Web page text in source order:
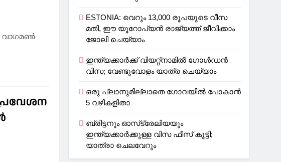
വാഗമണ്‍
പ്രവേശന
ESTONIA: വെറും 13,000 രൂപയുടെ വീസ
മതി, ഈ യൂറോപ്യന്‍ രാജ്യത്ത് ജീവിക്കാം
ജോലി ചെയ്യാം
ഇന്ത്യക്കാർക്ക് വിയറ്റ്‌നാമില്‍ ഗോള്‍ഡന്‍
വിസ; വേണ്ടുവോളം യാത്ര ചെയ്യാം
ഒരു പ്ലാനുമില്ലാതെ ഗോവയില്‍ പോകാൻ
5 വഴികളിതാ
ബ്രിട്ടനും ഓസ്‌ട്രേലിയയും
ഇന്ത്യക്കാര്‍ക്കുള്ള വിസ ഫീസ് കൂട്ടി;
യാത്രാ ചെലവേറും